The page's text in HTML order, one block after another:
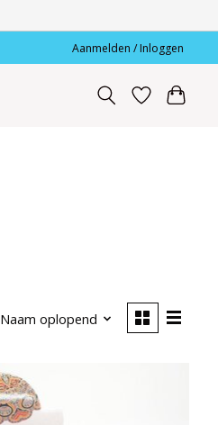
Aanmelden / Inloggen
Naam oplopend